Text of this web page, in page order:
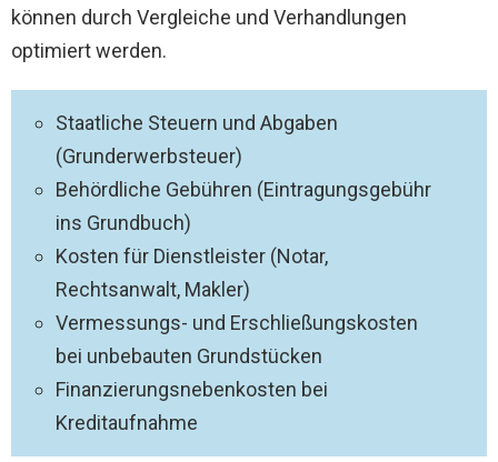
können durch Vergleiche und Verhandlungen
optimiert werden.
Staatliche Steuern und Abgaben
(Grunderwerbsteuer)
Behördliche Gebühren (Eintragungsgebühr
ins Grundbuch)
Kosten für Dienstleister (Notar,
Rechtsanwalt, Makler)
Vermessungs- und Erschließungskosten
bei unbebauten Grundstücken
Finanzierungsnebenkosten bei
Kreditaufnahme